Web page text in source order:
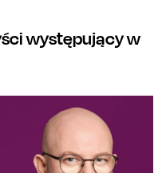
występujący w